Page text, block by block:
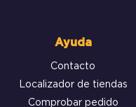
Ayuda
Contacto
Localizador de tiendas
Comprobar pedido